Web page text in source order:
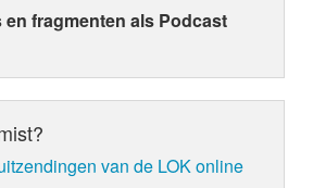
en fragmenten als Podcast
van de LOK online